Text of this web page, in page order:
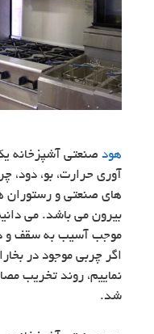
هود صنعتی آشپزخانه
آوری حرارت، بو، دود،
های صنعتی و رستوران
بیرون می باشد. می
موجب آسیب به سقف و
اگر چربی موجود در
نماییم، روند تخریب
شد.